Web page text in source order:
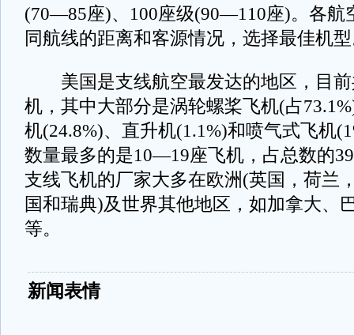
(70—85座)、100座级(90—110座)。各航
同航线的距离和客源情况，选择最佳机
美国是支线航空最发达的地区，目前
机，其中大部分是涡轮螺桨飞机(占
机(24.8%)、直升机(1.1%)和喷气式飞机
数量最多的是10—19座飞机，占总数的
支线飞机的厂家大多在欧洲(英国，荷兰
国和瑞典)及世界其他地区，如加拿大、
等。
新闻表情